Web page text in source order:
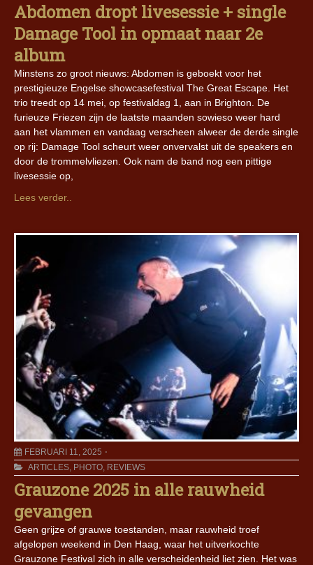
Abdomen dropt livesessie + single
Damage Tool in opmaat naar 2e
album
Minstens zo groot nieuws: Abdomen is geboekt voor het
prestigieuze Engelse showcasefestival The Great Escape. Het
trio treedt op 14 mei, op festivaldag 1, aan in Brighton. De
furieuze Friezen zijn de laatste maanden sowieso weer hard
aan het vlammen en vandaag verscheen alweer de derde single
op rij: Damage Tool scheurt weer onvervalst uit de speakers en
door de trommelvliezen. Ook nam de band nog een pittige
livesessie op,
Lees verder..
FEBRUARI 11, 2025
ARTICLES PHOTO REVIEWS
Grauzone 2025 in alle rauwheid
gevangen
Geen grijze of grauwe toestanden, maar rauwheid troef
afgelopen weekend in Den Haag, waar het uitverkochte
Grauzone Festival zich in alle verscheidenheid liet zien. Het was